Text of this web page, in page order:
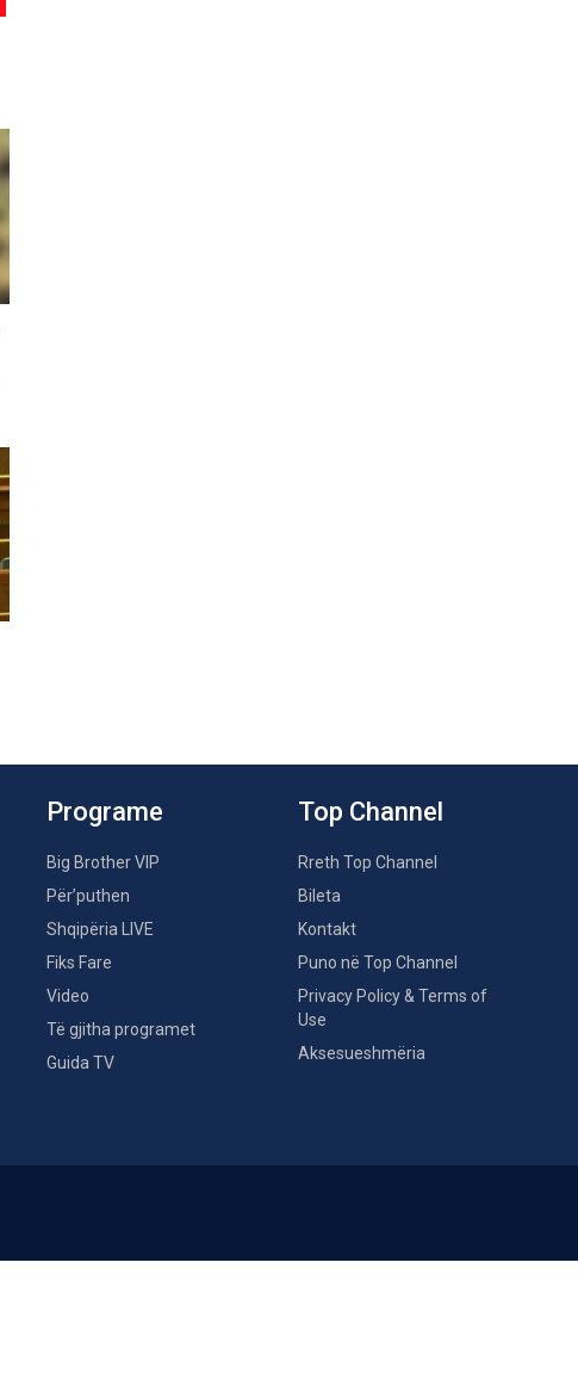
Programe
Big Brother VIP
Për’puthen
Shqipëria LIVE
Fiks Fare
Video
Të gjitha programet
Guida TV
Top Channel
Rreth Top Channel
Bileta
Kontakt
Puno në Top Channel
Privacy Policy & Terms of
Use
Aksesueshmëria